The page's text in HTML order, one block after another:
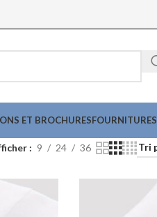
ET BROCHURESFOURNITURES
9 24 36